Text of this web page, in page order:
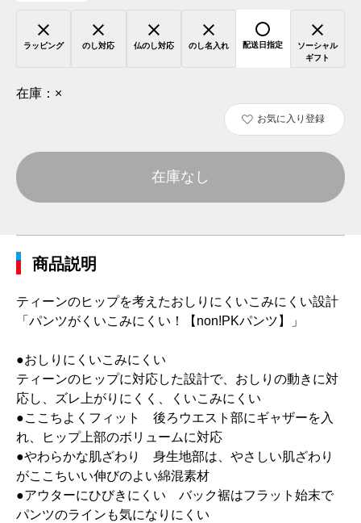
ラッピング のし対応 仏のし対応 のし名入れ 配送日指定
ソーシャル
ギフト
在庫： ×
お気に入り登録
在庫なし
商品説明
ティーンのヒップを考えたおしりにくいこみにくい設計
「パンツがくいこみにくい！【non!PKパンツ】」
●おしりにくいこみにくい
ティーンのヒップに対応した設計で、おしりの動きに対
応し、ズレ上がりにくく、くいこみにくい
●ここちよくフィット 後ろウエスト部にギャザーを入
れ、ヒップ上部のボリュームに対応
●やわらかな肌ざわり 身生地部は、やさしい肌ざわり
がここちいい伸びのよい綿混素材
●アウターにひびきにくい バック裾はフラット始末で
パンツのラインも気になりにくい